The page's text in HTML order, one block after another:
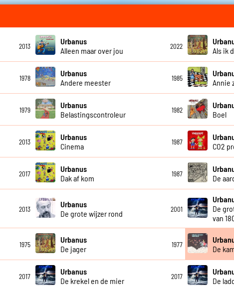
2013
Urbanus
Alleen maar over jou
2022
Als ik
1978
Urbanus
Andere meester
1985
Annie
1979
Urbanus
Belastingscontroleur
1982
Boel
2013
Urbanus
Cinema
1987
CO2
2017
Urbanus
Dak af kom
1987
De
2013
Urbanus
De grote wijzer rond
2001
De
van
1975
Urbanus
De jager
1977
De
2017
Urbanus
De krekel en de mier
2017
De